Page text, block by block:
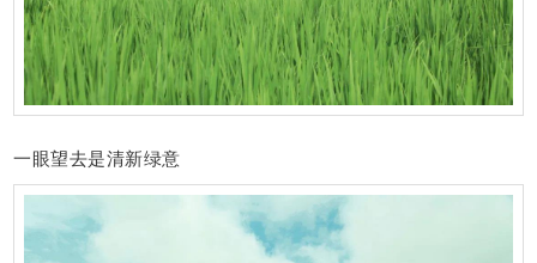
一眼望去是清新绿意